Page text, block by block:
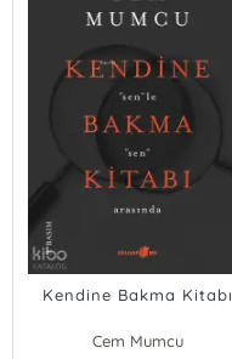
Kendine Bakma Kitabı
Cem Mumcu